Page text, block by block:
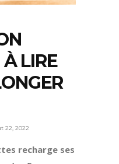
À LIRE
22, 2022
recharge ses